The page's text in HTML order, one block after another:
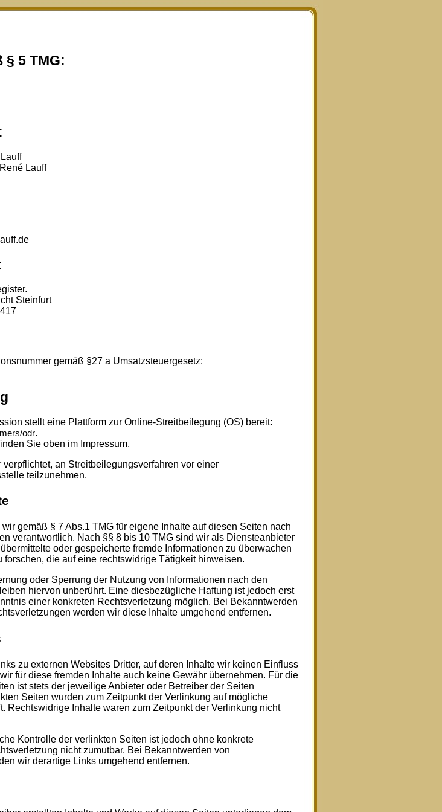
§ 5 TMG:
Lauff
Steinfurt
gemäß §27 a Umsatzsteuergesetz:
stellt eine Plattform zur Online-Streitbeilegung (OS) bereit:
odr.
Sie oben im Impressum.
an Streitbeilegungsverfahren vor einer
teilzunehmen.
gemäß § 7 Abs.1 TMG für eigene Inhalte auf diesen Seiten nach
verantwortlich. Nach §§ 8 bis 10 TMG sind wir als Diensteanbieter
oder gespeicherte fremde Informationen zu überwachen
forschen, die auf eine rechtswidrige Tätigkeit hinweisen.
oder Sperrung der Nutzung von Informationen nach den
hiervon unberührt. Eine diesbezügliche Haftung ist jedoch erst
einer konkreten Rechtsverletzung möglich. Bei Bekanntwerden
werden wir diese Inhalte umgehend entfernen.
zu externen Websites Dritter, auf deren Inhalte wir keinen Einfluss
für diese fremden Inhalte auch keine Gewähr übernehmen. Für die
ist stets der jeweilige Anbieter oder Betreiber der Seiten
Seiten wurden zum Zeitpunkt der Verlinkung auf mögliche
Rechtswidrige Inhalte waren zum Zeitpunkt der Verlinkung nicht
Kontrolle der verlinkten Seiten ist jedoch ohne konkrete
nicht zumutbar. Bei Bekanntwerden von
wir derartige Links umgehend entfernen.